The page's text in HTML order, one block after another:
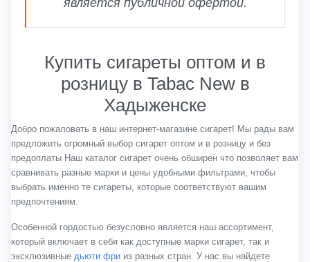
является публичной офертой.
Купить сигареты оптом и в
розницу в Tabac New в
Хадыженске
Добро пожаловать в наш интернет-магазине сигарет! Мы рады вам
предложить огромный выбор сигарет оптом и в розницу и без
предоплаты Наш каталог сигарет очень обширен что позволяет вам
сравнивать разные марки и цены удобными фильтрами, чтобы
выбрать именно те сигареты, которые соответствуют вашим
предпочтениям.
Особенной гордостью безусловно является наш ассортимент,
который включает в себя как доступные марки сигарет, так и
эксклюзивные дьюти фри из разных стран. У нас вы найдете